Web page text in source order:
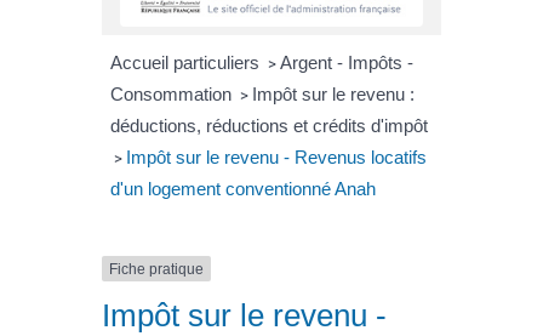
Accueil particuliers > Argent - Impôts -
Consommation > Impôt sur le revenu :
déductions, réductions et crédits d'impôt
> Impôt sur le revenu - Revenus locatifs
d'un logement conventionné Anah
Fiche pratique
Impôt sur le revenu -